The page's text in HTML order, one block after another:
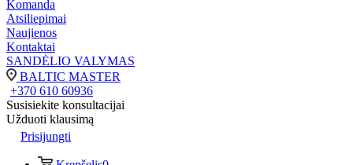
Komanda
Atsiliepimai
Naujienos
Kontaktai
SANDĖLIO VALYMAS
BALTIC MASTER
+370 610 60936
Susisiekite konsultacijai
Užduoti klausimą
Prisijungti